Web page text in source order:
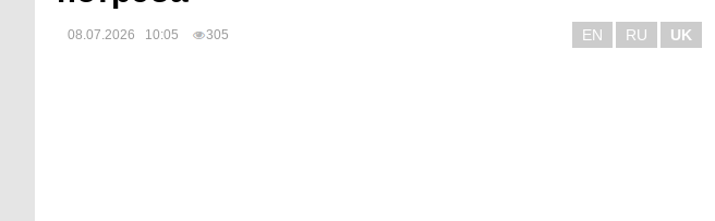
08.07.2026 10:05 305 EN RU UK